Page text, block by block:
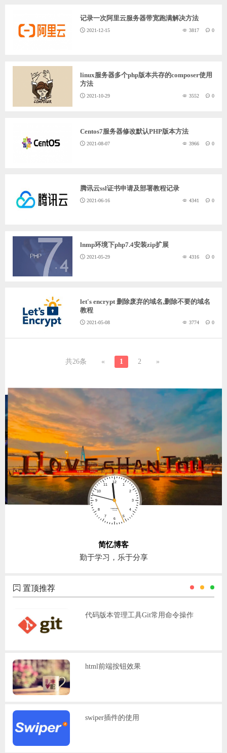
记录一次阿里云服务器带宽跑满解决方法
2021-12-15 3817 0
linux服务器多个php版本共存的composer使用
方法
2021-10-29 3552 0
Centos7服务器修改默认PHP版本方法
2021-08-07 3966 0
腾讯云ssl证书申请及部署教程记录
2021-06-16 4341 0
lnmp环境下php7.4安装zip扩展
2021-05-29 4316 0
let's encrypt 删除废弃的域名,删除不要的域名
教程
2021-05-08 3774 0
共26条 « 1 2 »
简忆博客
勤于学习，乐于分享
置顶推荐
代码版本管理工具Git常用命令操作
html前端按钮效果
swiper插件的使用